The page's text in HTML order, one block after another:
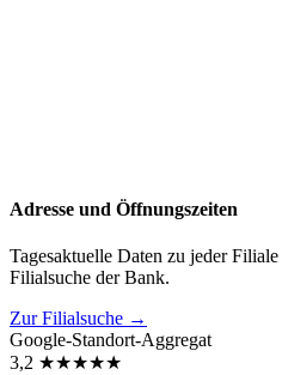
Adresse und Öffnungszeiten
Tagesaktuelle Daten zu jeder
Filialsuche der Bank.
Zur Filialsuche →
Google-Standort-Aggregat
3,2 ★★★★★